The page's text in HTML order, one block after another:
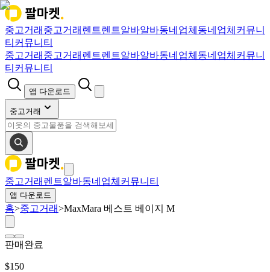
중고거래 중고거래 렌트렌트알바알바동네업체 동네업체 커뮤니
티 커뮤니티
중고거래 중고거래 렌트렌트알바알바동네업체 동네업체 커뮤니
티 커뮤니티
앱 다운로드
중고거래
중고거래 렌트알바동네업체 커뮤니티
앱 다운로드
홈>중고거래>MaxMara 베스트 베이지 M
판매완료
$150